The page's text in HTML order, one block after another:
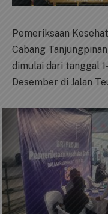
Pemeriksaan
Cabang
dimulai dari tanggal
Desember di Jalan